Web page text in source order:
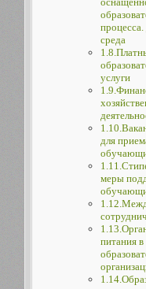
среда
услуги
для
меры
питания в